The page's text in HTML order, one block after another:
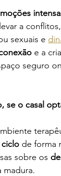
a conflitos,
sexuais e
e a
seguro
se o casal
de forma
sobre os
madura.